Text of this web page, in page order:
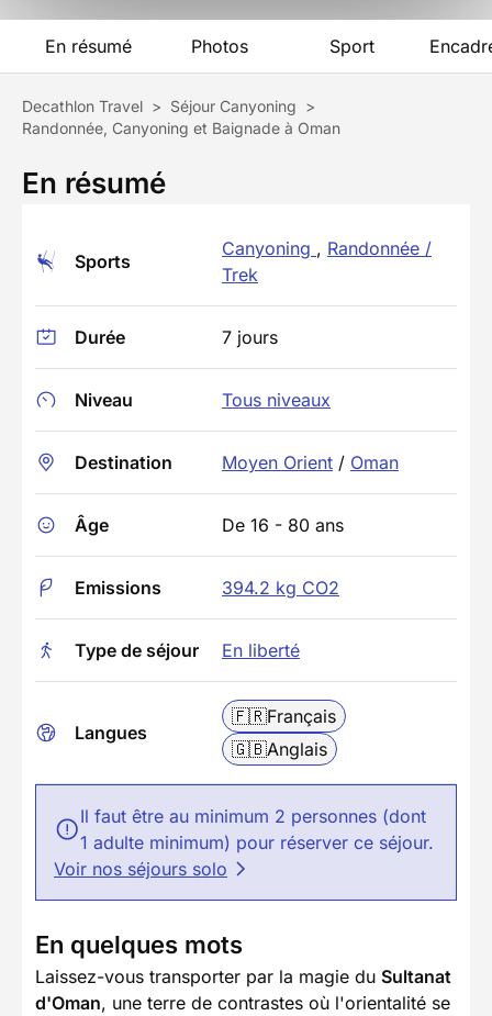
En résumé Photos Sport
Decathlon Travel > Séjour Canyoning >
Randonnée, Canyoning et Baignade à Oman
En résumé
Sports
Canyoning , Randonnée /
Trek
Durée 7 jours
Niveau Tous niveaux
Destination Moyen Orient / Oman
Âge De 16 - 80 ans
Emissions 394.2 kg CO2
Type de séjour En liberté
Langues
🇫🇷Français
🇬🇧Anglais
Il faut être au minimum 2 personnes (dont
1 adulte minimum) pour réserver ce séjour.
Voir nos séjours solo
En quelques mots
Laissez-vous transporter par la magie du Sultanat
d'Oman, une terre de contrastes où l'orientalité se